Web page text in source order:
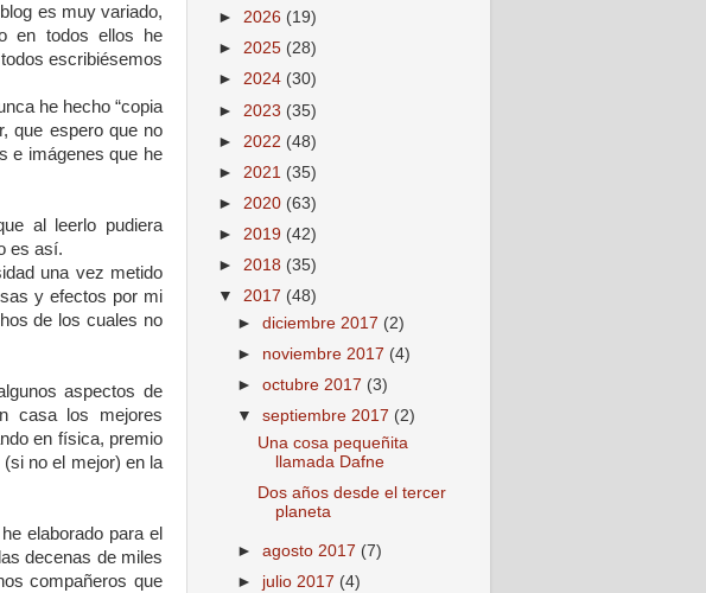
es muy variado,
en todos ellos he
escribiésemos
he hecho “copia
que espero que no
e imágenes que he
al leerlo pudiera
es así.
una vez metido
y efectos por mi
de los cuales no
aspectos de
casa los mejores
en física, premio
no el mejor) en la
elaborado para el
decenas de miles
compañeros que
► 2026 (19)
► 2025 (28)
► 2024 (30)
► 2023 (35)
► 2022 (48)
► 2021 (35)
► 2020 (63)
► 2019 (42)
► 2018 (35)
▼ 2017 (48)
►diciembre 2017 (2)
► noviembre 2017 (4)
►octubre 2017 (3)
▼septiembre 2017 (2)
Una cosa pequeñita
llamada Dafne
Dos años desde el tercer
planeta
►agosto 2017 (7)
► julio 2017 (4)